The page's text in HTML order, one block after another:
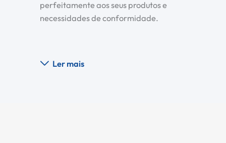
perfeitamente aos seus produtos e
necessidades de conformidade.
Ler mais